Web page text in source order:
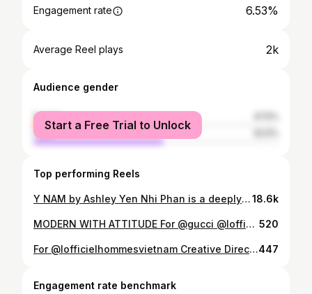
Engagement rate 6.53%
Average Reel plays 2k
Audience gender
female
male
Start a Free Trial to Unlock
Top performing Reels
Y NAM by Ashley Yen Nhi Phan is a deeply personal collection shaped by memory, care, and quiet moments. Inspired by her grandfather, a military doctor and traditional Vietnamese herbal medicine practitioner, the designs reflect childhood memories of dried herbs, wrapped bundles, and slow, patient rituals. Layered silhouettes and earthy tones feel calm and intentional, echoing ideas of balance, restraint, and respect for nature. Art direct/Fashion design/Styling: @ashbleeeii @bleeeinart Mentor: @vutalinhofficial, Ms. Lisa Shawgi, Ms.Hong Hai Hoang Photographer/Lighting/Retouch: @joyp.am Model: @henrytaohenry, @gmignonnn, @hynanadeis Makeup artist: @kawaiibytch, @limfuong Hair stylist: @qu.anh6298 Styling assistant: @_trm.anh_ On-set support/Prop prep: @tonesismad, @bhatha, @llebinhan, @ehcavalob, @hangann_tr, @rcholwchol Accessories: @xuancuonghandicraft.vn18.6k
MODERN WITH ATTITUDE For @gucci @lofficielvietnam @lofficielhommesvietnam ______ CREDIT Staring: @chaubui_ @hurrykhang @_hieu_hihi @hansara.official Creative Director: @alexfox_alexfox Managing Editor: @tranngoclankhue Concept: @trng.hau_ Photographer: @joyp.am Business Development: Hong Trinh Marketing Manager: @luciakyy Editor: @myxaotruonglomo Producer: @akieeet Video Direction: @sal_lalala @lehwoang_ Videographer: Gonu.film Communication: @itstminh_ @nhingtr Stylist: @____dylan_n Model: @ng.dai.fgfs @hiumin2500 Makeup: Sol Team Hair Artist: Sol Team Lighting: @baonguyen.yf @quanghuy_3113 @_tungbin @mittotkay Retoucher: @coominam Producer Assistant: @songminhh_ Stylist assistant: @l.hduuc Location: @lemeridiensaigon Fashion: Generation Gucci Collection #LOFFICIELVNCover #LOFFICIEL #GUCCI#GenerationGucci 520
For @lofficielhommesvietnam Creative Director: Alex Fox (@alexfox_alexfox) Managing Editor : Nam Thi Le (@namthi.le) Art Director : Huan Lei (@heyhuanlei) Marketing Manager : Lucia Ky (@luciakyy) Video Director : Tien Le , Thanh Binh Dang (@janehello__ , @edtb_) Project Manager: Duc Anh Le (@justbrian.le) Communication: Quốc Nguyễn (@quoc.ngn) Mar-com Team: Sydney Pham (@sydnxyph), Thao Nhi Nguyen (@nhingtr), Dinh Phu, Vy (@chyolusanaaa), Hương Nguyễn (@emcochackhong_), Trung Hiếu (@ceneypham) Editor: Hằng Nga, Tuấn Minh (@hangaa_ ; Tuan Minh) Photographer: Tan Pham (@joyp.am) Retoucher: Nguyễn Sỹ Tân (@tannews91), San Hô (@sannho__) Gaffers: Lê Tuấn (@lee.xtuna), Bach Vu (@bachvu.ng) Makeup Artist: Hoài Phương (hoaiphuongg26) Hair Stylist: Ngọc Thiện (@ngocthien.01) Stylist: Lương Thu Lan (@xisann/@xistyling) Producer: Phan Thanh Mai (@phanthanhmike) Styling Assistant: @lv_8.20 @_h.a.t.y_ @_tanh.mi_ @lainehuy_ @b.kattiee Fashion: Fashion: “ÔM” Signature Merch(Tanktop + Underwear): L’OFFICIEL Hommes x Uncommon.sons. @work.max._ @heliosofficial__ @candles.vn @outofsight.lab @lider.closet @victimoftheprime @idarkk.lab @renegade.c1ub @icheeyou @tta_trann @NTK An Lâm Vinh Vũ @grumpydaiii447
Engagement rate benchmark